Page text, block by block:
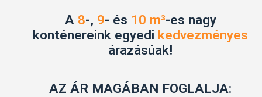
A 8-, 9- és 10 m³-es nagy
konténereink egyedi kedvezményes
árazásúak!
AZ ÁR MAGÁBAN FOGLALJA: